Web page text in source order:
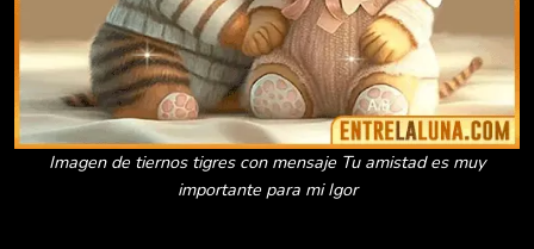
Imagen de tiernos tigres con mensaje Tu amistad es muy
importante para mi Igor